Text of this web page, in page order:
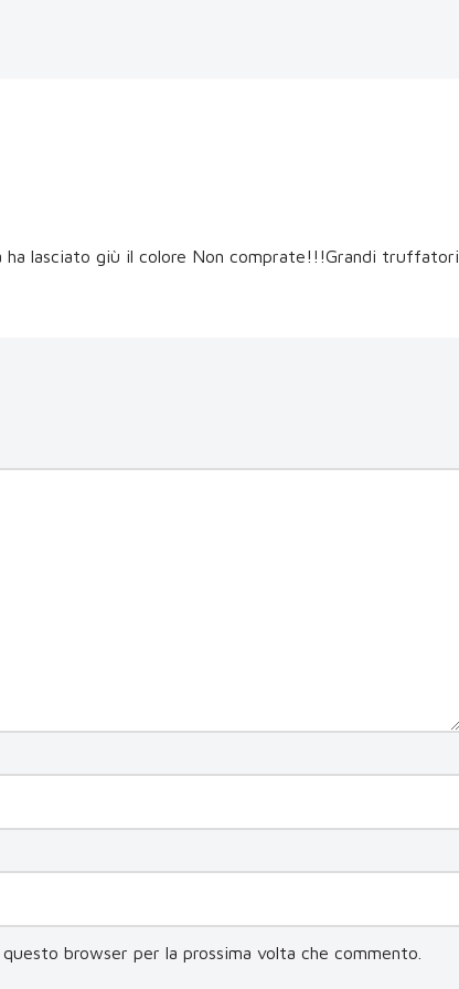
lasciato giù il colore Non comprate!!!Grandi truffatori.
browser per la prossima volta che commento.